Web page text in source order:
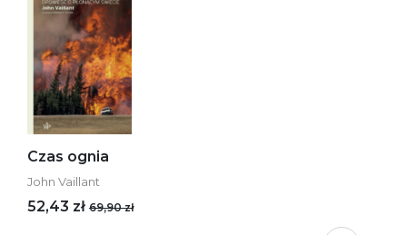
Czas ognia
John Vaillant
52,43 zł 69,90 zł